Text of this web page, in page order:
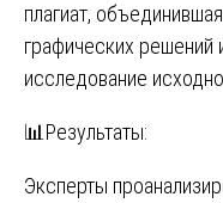
плагиат,
графических решений
исследование
📊Результаты:
Эксперты